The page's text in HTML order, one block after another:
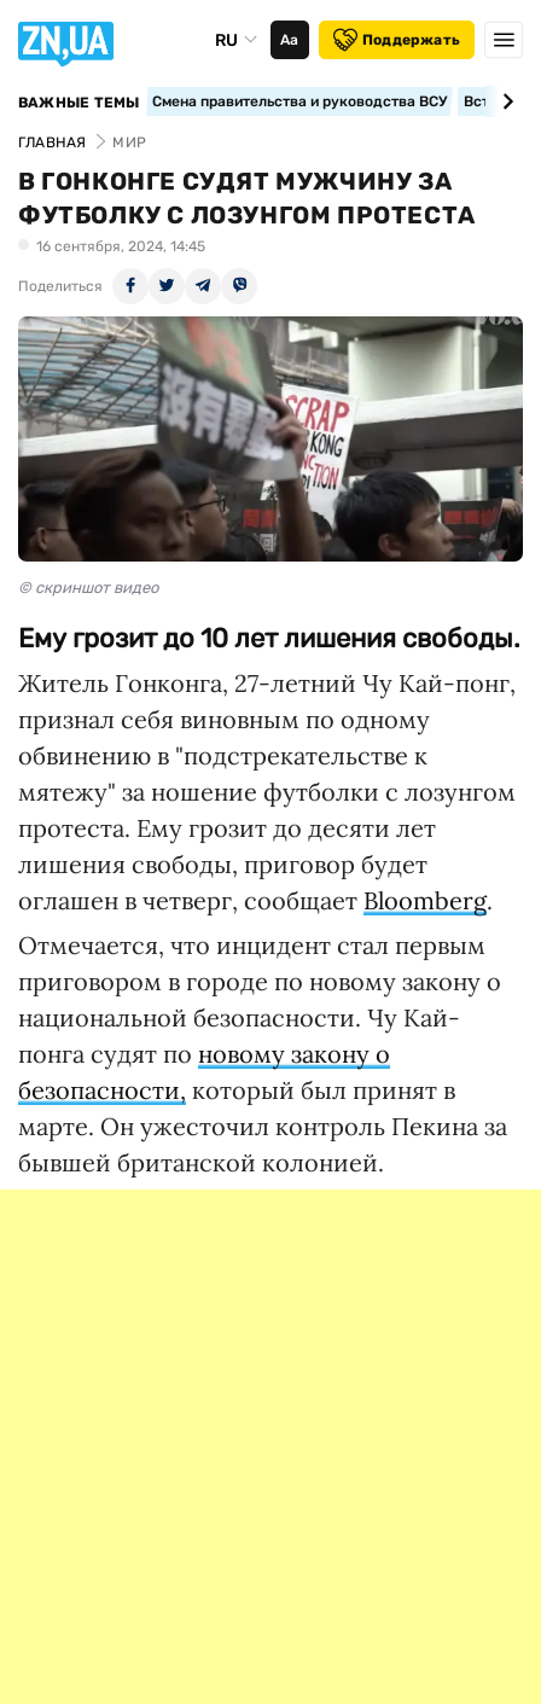
RU Аа Поддержать
ВАЖНЫЕ ТЕМЫ Смена правительства и руководства ВСУ
ГЛАВНАЯ МИР
В ГОНКОНГЕ СУДЯТ МУЖЧИНУ ЗА
ФУТБОЛКУ С ЛОЗУНГОМ ПРОТЕСТА
16 сентября, 2024, 14:45
Поделиться
© скриншот видео
Ему грозит до 10 лет лишения свободы.
Житель Гонконга, 27-летний Чу Кай-понг,
признал себя виновным по одному
обвинению в "подстрекательстве к
мятежу" за ношение футболки с лозунгом
протеста. Ему грозит до десяти лет
лишения свободы, приговор будет
оглашен в четверг, сообщает Bloomberg.
Отмечается, что инцидент стал первым
приговором в городе по новому закону о
национальной безопасности. Чу Кай-
понга судят по новому закону о
безопасности, который был принят в
марте. Он ужесточил контроль Пекина за
бывшей британской колонией.